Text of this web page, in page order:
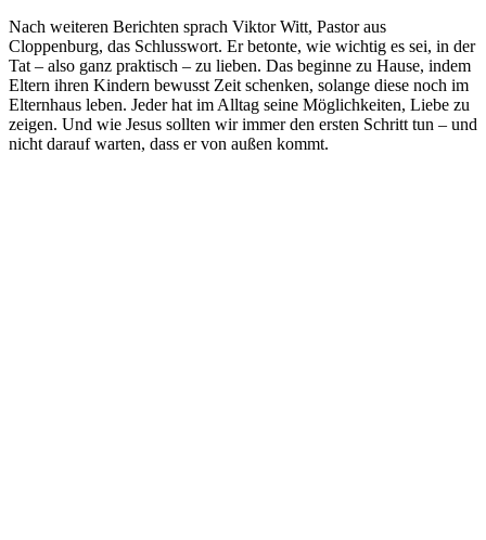
Nach weiteren Berichten sprach Viktor Witt, Pastor aus
Cloppenburg, das Schlusswort. Er betonte, wie wichtig es sei, in der
Tat – also ganz praktisch – zu lieben. Das beginne zu Hause, indem
Eltern ihren Kindern bewusst Zeit schenken, solange diese noch im
Elternhaus leben. Jeder hat im Alltag seine Möglichkeiten, Liebe zu
zeigen. Und wie Jesus sollten wir immer den ersten Schritt tun – und
nicht darauf warten, dass er von außen kommt.